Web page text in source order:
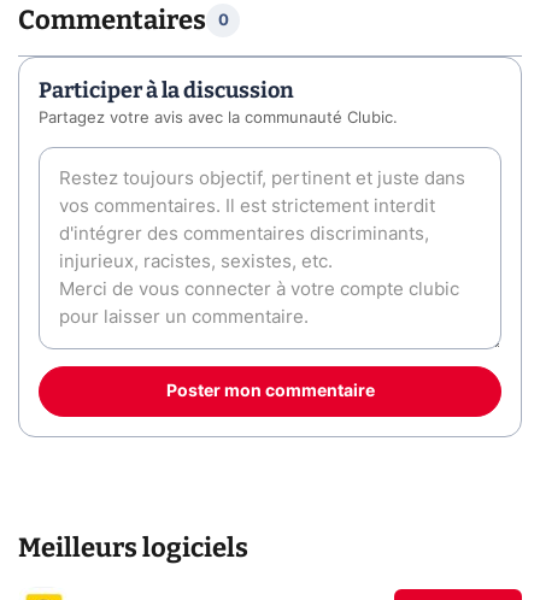
Commentaires 0
Participer à la discussion
Partagez votre avis avec la communauté Clubic.
Poster mon commentaire
Meilleurs logiciels